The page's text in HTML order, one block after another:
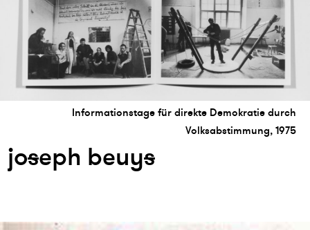
Informationstage für direkte Demokratie durch
Volksabstimmung, 1975
joseph beuys